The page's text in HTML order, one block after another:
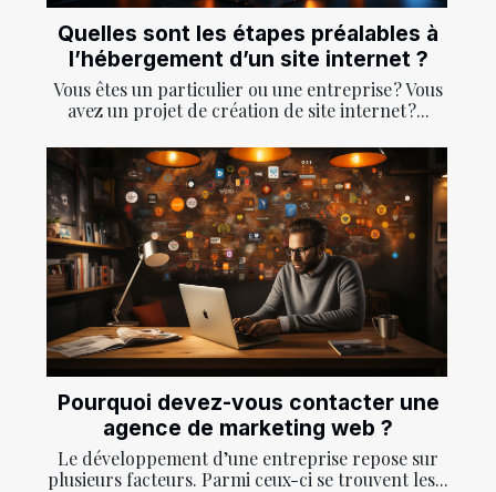
Quelles sont les étapes préalables à
l’hébergement d’un site internet ?
Vous êtes un particulier ou une entreprise ? Vous
avez un projet de création de site internet ?...
Pourquoi devez-vous contacter une
agence de marketing web ?
Le développement d’une entreprise repose sur
plusieurs facteurs. Parmi ceux-ci se trouvent les...